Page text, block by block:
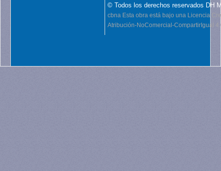
© Todos los derechos reservados DH
cbna Esta obra está bajo una Licencia
Atribución-NoComercial-CompartirIgual